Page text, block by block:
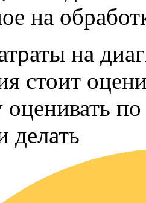
на
на
стоит
оценивать
делать